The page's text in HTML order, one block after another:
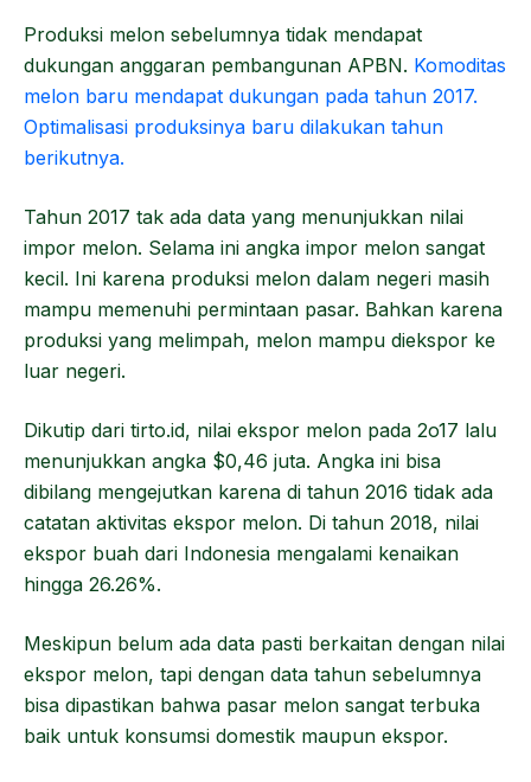
Produksi melon sebelumnya tidak mendapat
dukungan anggaran pembangunan APBN. Komoditas
melon baru mendapat dukungan pada tahun 2017.
Optimalisasi produksinya baru dilakukan tahun
berikutnya.
Tahun 2017 tak ada data yang menunjukkan nilai
impor melon. Selama ini angka impor melon sangat
kecil. Ini karena produksi melon dalam negeri masih
mampu memenuhi permintaan pasar. Bahkan karena
produksi yang melimpah, melon mampu diekspor ke
luar negeri.
Dikutip dari tirto.id, nilai ekspor melon pada 2o17 lalu
menunjukkan angka $0,46 juta. Angka ini bisa
dibilang mengejutkan karena di tahun 2016 tidak ada
catatan aktivitas ekspor melon. Di tahun 2018, nilai
ekspor buah dari Indonesia mengalami kenaikan
hingga 26.26%.
Meskipun belum ada data pasti berkaitan dengan nilai
ekspor melon, tapi dengan data tahun sebelumnya
bisa dipastikan bahwa pasar melon sangat terbuka
baik untuk konsumsi domestik maupun ekspor.